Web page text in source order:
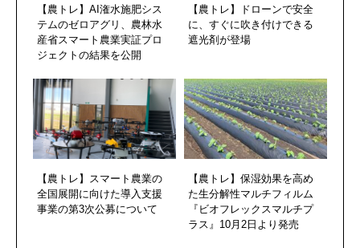
【農トレ】AI潅水施肥シス
テムのゼロアグリ、農林水
産省スマート農業実証プロ
ジェクトの結果を公開
【農トレ】ドローンで安全
に、すぐに吹き付けできる
遮光剤が登場
【農トレ】スマート農業の
全国展開に向けた導入支援
事業の第3次公募について
【農トレ】保湿効果を高め
た生分解性マルチフィルム
『ビオフレックスマルチプ
ラス』10月2日より発売